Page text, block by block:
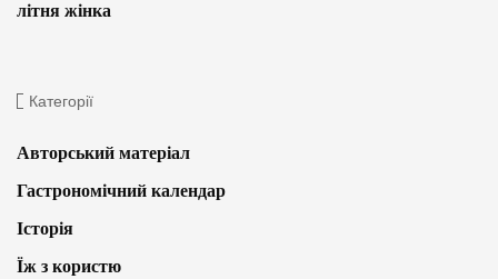
літня жінка
Категорії
Авторський матеріал
Гастрономічний календар
Історія
Їж з користю